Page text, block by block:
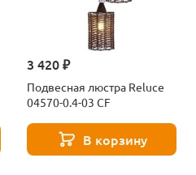
3 420 ₽
Подвесная люстра Reluce
04570-0.4-03 CF
В корзину